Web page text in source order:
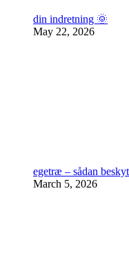
din indretning 🌞
May 22, 2026
egetræ – sådan
March 5, 2026